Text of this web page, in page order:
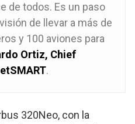
de todos. Es un paso
de llevar a más de
y 100 aviones para
Ortiz, Chief
.
320Neo, con la